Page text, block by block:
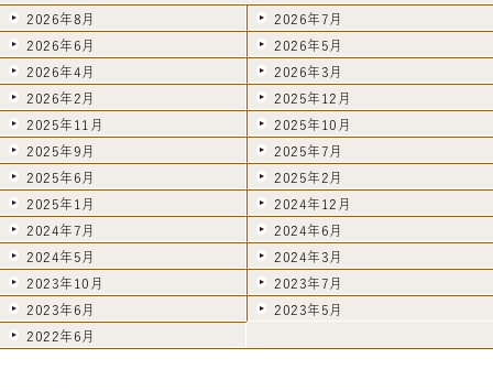
2026年8月
2026年7月
2026年6月
2026年5月
2026年4月
2026年3月
2026年2月
2025年12月
2025年11月
2025年10月
2025年9月
2025年7月
2025年6月
2025年2月
2025年1月
2024年12月
2024年7月
2024年6月
2024年5月
2024年3月
2023年10月
2023年7月
2023年6月
2023年5月
2022年6月